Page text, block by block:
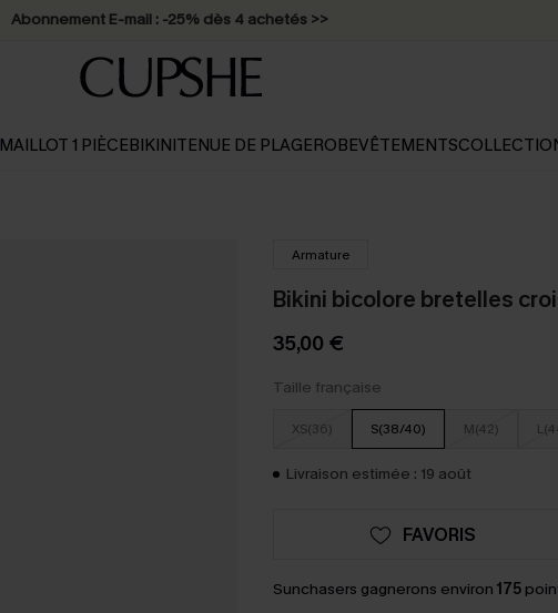
Abonnement E-mail : -25% dès 4 achetés >>
MAILLOT 1 PIÈCEBIKINITENUE DE PLAGEROBEVÊTEMENTS
Armature
Bikini bicolore bretelles
35,00 €
Taille française
XS(36) S(38/40) M(42)
Livraison estimée : 19 août
FAVORIS
Sunchasers gagnerons environ 175